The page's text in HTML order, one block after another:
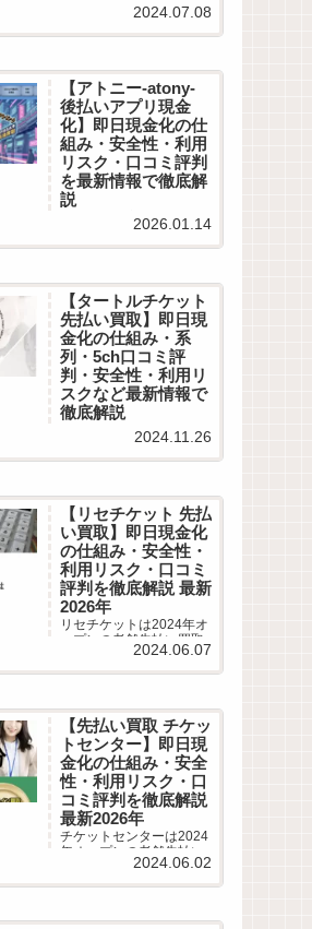
業者です。最短5分即日現
利用者の実際の口コミ評
判を徹底調査しました。
LINE完結の申込方法や特
徴、注意点など最新情報
でわかりやすく解説しま
す。
2024.07.08
【アトニー-atony-
後払いアプリ現金
化】即日現金化の仕
組み・安全性・利用
リスク・口コミ評判
を最新情報で徹底解
説
【最大換金率90% アトニ
ー 後払いアプリ現金化】
口コミや最新情報を徹底
から最新換金率相場・振
込スピードまで詳しく紹
介します。
2026.01.14
【タートルチケット
先払い買取】即日現
金化の仕組み・系
列・5ch口コミ評
判・安全性・利用リ
スクなど最新情報で
徹底解説
タートルチケットは2024
年11月オープンの老舗先
払い買取業者です。即日
報、5ちゃんねるなどから
利用者の実際の口コミ評
判を徹底調査しました。
LINE完結の申込方法や特
徴、注意点など最新情報
でわかりやすく解説しま
す。
2024.11.26
【リセチケット 先払
い買取】即日現金化
の仕組み・安全性・
利用リスク・口コミ
評判を徹底解説 最新
2026年
リセチケットは2024年オ
ープンの老舗先払い買取
業者です。最短15分で即
ら利用者の実際の口コミ
評判を徹底調査しまし
た。LINE完結の申込方法
や特徴、注意点など最新
情報でわかりやすく解説
します。
2024.06.07
【先払い買取 チケッ
トセンター】即日現
金化の仕組み・安全
性・利用リスク・口
コミ評判を徹底解説
最新2026年
チケットセンターは2024
年オープンの老舗先払い
買取業者です。最短10分
2024.06.02